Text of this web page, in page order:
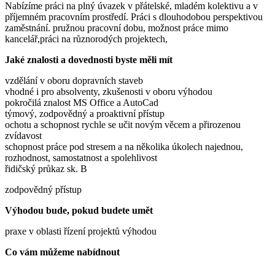
Nabízíme práci na plný úvazek v přátelské, mladém kolektivu a v
příjemném pracovním prostředí. Práci s dlouhodobou perspektivou
zaměstnání. pružnou pracovní dobu, možnost práce mimo
kancelář,práci na různorodých projektech,
Jaké znalosti a dovednosti byste měli mít
vzdělání v oboru dopravních staveb
vhodné i pro absolventy, zkušenosti v oboru výhodou
pokročilá znalost MS Office a AutoCad
týmový, zodpovědný a proaktivní přístup
ochotu a schopnost rychle se učit novým věcem a přirozenou
zvídavost
schopnost práce pod stresem a na několika úkolech najednou,
rozhodnost, samostatnost a spolehlivost
řidičský průkaz sk. B
zodpovědný přístup
Výhodou bude, pokud budete umět
praxe v oblasti řízení projektů výhodou
Co vám můžeme nabídnout